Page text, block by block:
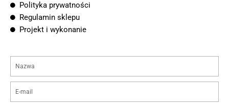
Polityka prywatności
Regulamin sklepu
Projekt i wykonanie